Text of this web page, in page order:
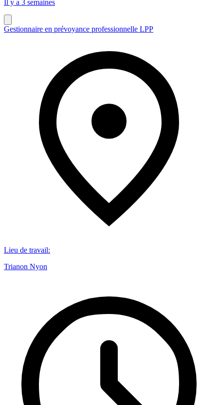
Il y a 3 semaines
Gestionnaire en prévoyance professionnelle LPP
Lieu de travail:
Trianon Nyon